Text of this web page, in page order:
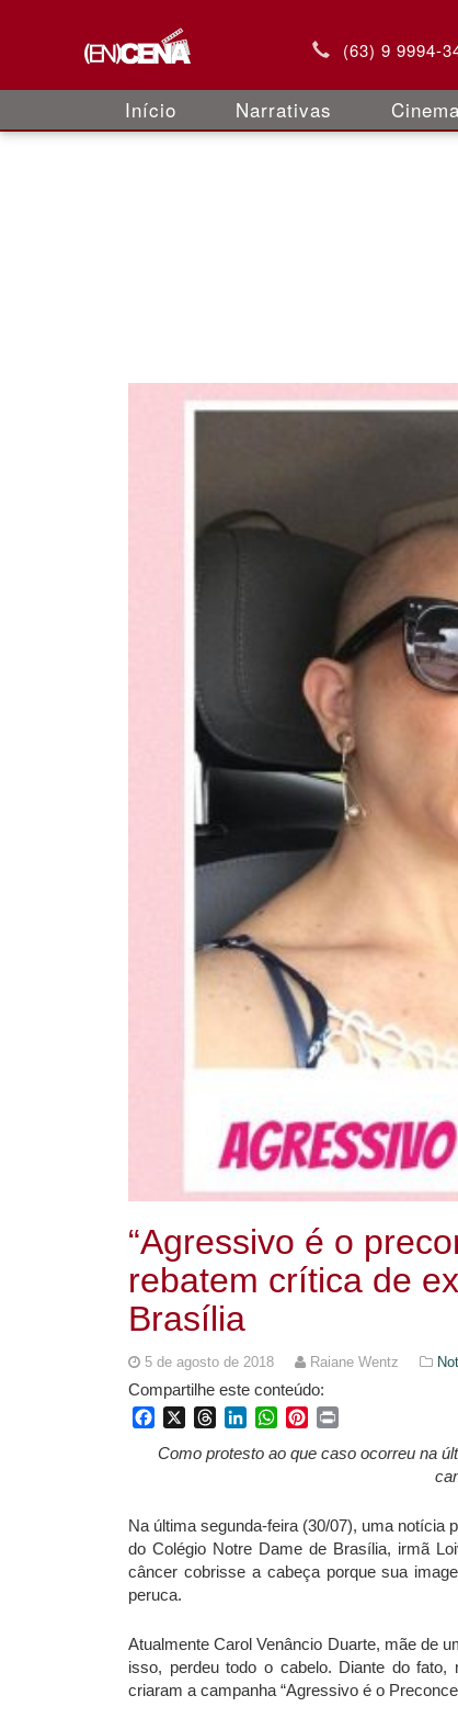
(63) 9 9994-
Início Narrativas
“Agressivo é o
rebatem crítica de
Brasília
5 de agosto de 2018 Raiane Wentz
Compartilhe este conteúdo:
FacebookThreadsLinkedInWhatsApp
Pinterest
Como protesto ao que caso ocorreu na
Na última segunda-feira (30/07), uma notícia
do Colégio Notre Dame de Brasília, irmã
câncer cobrisse a cabeça porque sua
peruca.
Atualmente Carol Venâncio Duarte, mãe de
isso, perdeu todo o cabelo. Diante do
criaram a campanha “Agressivo é o